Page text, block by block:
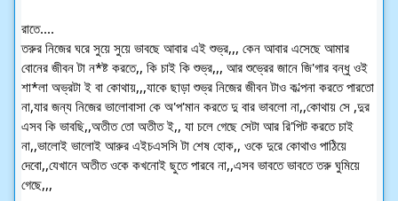
রাতে....
তরুর নিজের ঘরে সুয়ে সুয়ে ভাবছে আবার এই শুভ্র,,, কেন আবার এসেছে আমার
বোনের জীবন টা ন*ষ্ট করতে,, কি চাই কি শুভ্র,,, আর শুভ্রের জানে জি'গার বন্ধু ওই
শা*লা অভ্রটা ই বা কোথায়,,,যাকে ছাড়া শুভ্র নিজের জীবন টাও ক'ল্পনা করতে পারতো
না,যার জন্য নিজের ভালোবাসা কে অ'প'মান করতে দু বার ভাবলো না,,কোথায় সে ,দুর
এসব কি ভাবছি,,অতীত তো অতীত ই,, যা চলে গেছে সেটা আর রি'পিট করতে চাই
না,,ভালোই ভালোই আরুর এইচএসসি টা শেষ হোক,, ওকে দুরে কোথাও পাঠিয়ে
দেবো,,যেখানে অতীত ওকে কখনোই ছুতে পারবে না,,এসব ভাবতে ভাবতে তরু ঘুমিয়ে
গেছে,,,